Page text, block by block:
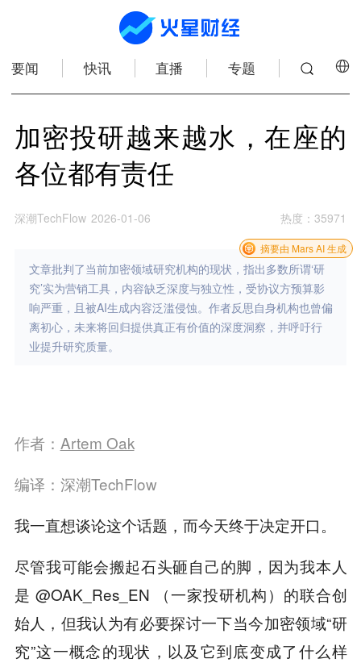
要闻 快讯 直播 专题
加密投研越来越水，在座的
各位都有责任
深潮TechFlow 2026-01-06 热度 ：35971
文章批判了当前加密领域研究机构的现状，指出多数所谓‘研
究’实为营销工具，内容缺乏深度与独立性，受协议方预算影
响严重，且被AI生成内容泛滥侵蚀。作者反思自身机构也曾偏
离初心，未来将回归提供真正有价值的深度洞察，并呼吁行
业提升研究质量。
摘要由 Mars AI 生成
作者： Artem Oak
编译：深潮TechFlow
我一直想谈论这个话题，而今天终于决定开口。
尽管我可能会搬起石头砸自己的脚，因为我本人
是 @OAK_Res_EN （一家投研机构）的联合创
始人，但我认为有必要探讨一下当今加密领域“研
究”这一概念的现状，以及它到底变成了什么样